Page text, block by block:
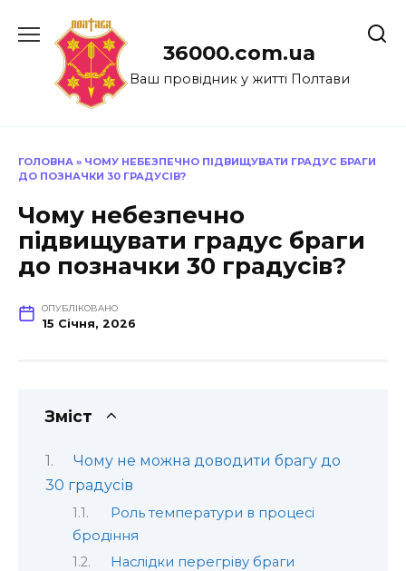
до
36000.com.ua
Ваш провідник у житті Полтави
ГОЛОВНА » ЧОМУ НЕБЕЗПЕЧНО ПІДВИЩУВАТИ ГРАДУС БРАГИ
ДО ПОЗНАЧКИ 30 ГРАДУСІВ?
Чому небезпечно
підвищувати градус браги
до позначки 30 градусів?
ОПУБЛІКОВАНО
15 Січня, 2026
Зміст
Чому не можна доводити брагу до
30 градусів
Роль температури в процесі
бродіння
Наслідки перегріву браги